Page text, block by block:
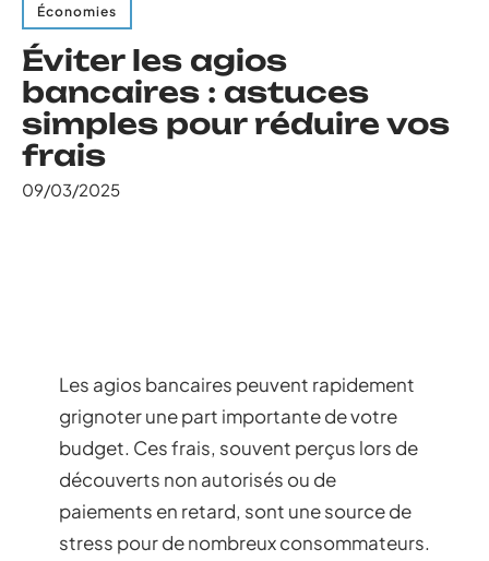
Économies
Éviter les agios
bancaires : astuces
simples pour réduire vos
frais
09/03/2025
Les agios bancaires peuvent rapidement
grignoter une part importante de votre
budget. Ces frais, souvent perçus lors de
découverts non autorisés ou de
paiements en retard, sont une source de
stress pour de nombreux consommateurs.